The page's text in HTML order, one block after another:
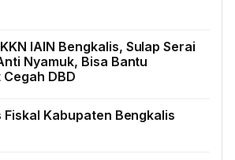
IAIN Bengkalis, Sulap Serai
Nyamuk, Bisa Bantu
DBD
Kabupaten Bengkalis